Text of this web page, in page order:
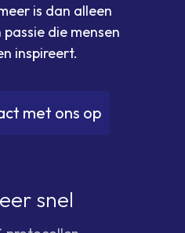
is dan alleen
die mensen
inspireert.
ct met ons op
snel